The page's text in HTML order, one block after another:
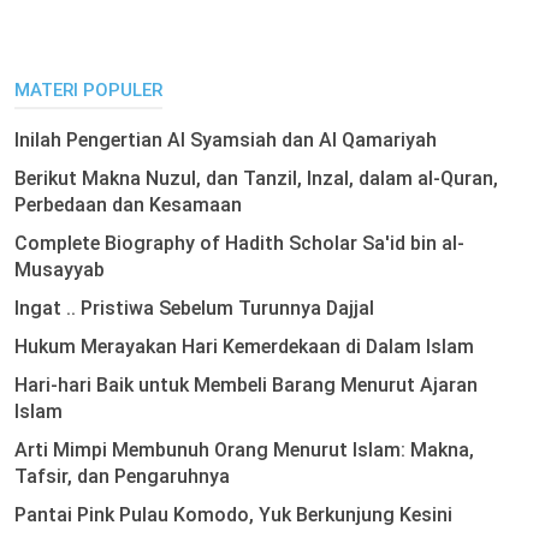
MATERI POPULER
Inilah Pengertian Al Syamsiah dan Al Qamariyah
Berikut Makna Nuzul, dan Tanzil, Inzal, dalam al-Quran,
Perbedaan dan Kesamaan
Complete Biography of Hadith Scholar Sa'id bin al-
Musayyab
Ingat .. Pristiwa Sebelum Turunnya Dajjal
Hukum Merayakan Hari Kemerdekaan di Dalam Islam
Hari-hari Baik untuk Membeli Barang Menurut Ajaran
Islam
Arti Mimpi Membunuh Orang Menurut Islam: Makna,
Tafsir, dan Pengaruhnya
Pantai Pink Pulau Komodo, Yuk Berkunjung Kesini